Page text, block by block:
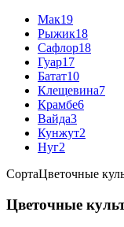
Мак19
Рыжик18
Сафлор18
Гуар17
Батат10
Клещевина7
Крамбе6
Вайда3
Кунжут2
Нуг2
СортаЦветочные
Цветочные